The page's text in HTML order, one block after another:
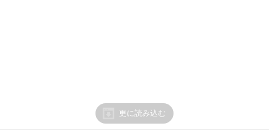
更に読み込む